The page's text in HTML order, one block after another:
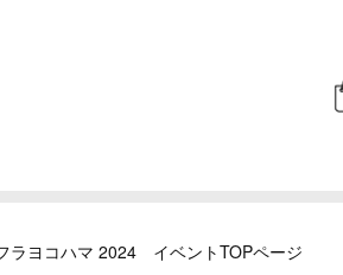
ラヨコハマ 2024 イベントTOPページ